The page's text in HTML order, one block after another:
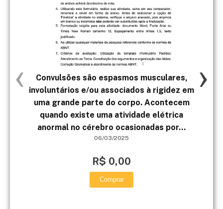
Convulsões são espasmos musculares,
involuntários e/ou associados à rigidez em
uma grande parte do corpo. Acontecem
quando existe uma atividade elétrica
anormal no cérebro ocasionadas por...
06/03/2025
R$ 0,00
Comprar
‹ ›